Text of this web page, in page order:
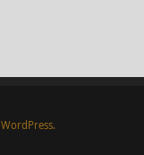
WordPress.